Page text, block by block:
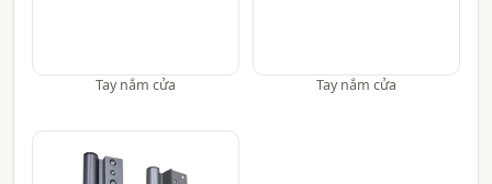
Tay nắm cửa Tay nắm cửa